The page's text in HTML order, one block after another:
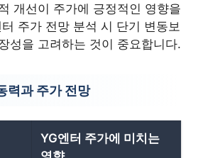
개선이 주가에 긍정적인 영향을
주가 전망 분석 시 단기 변동보
성을 고려하는 것이 중요합니다.
력과 주가 전망
YG엔터 주가에 미치는